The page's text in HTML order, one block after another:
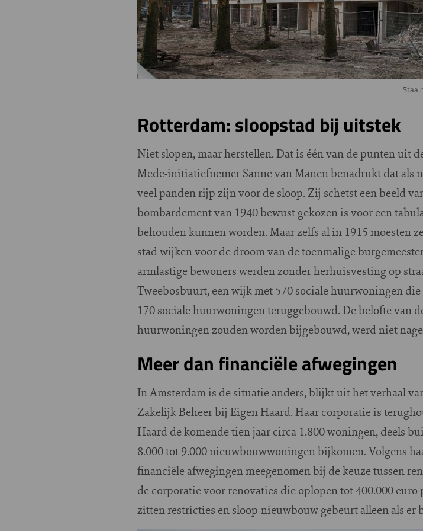
Rotterdam: sloopstad bij uitstek
Niet slopen, maar herstellen. Dat is één van de punten uit
Mede-initiatiefnemer Sanne van Manen benadrukt dat als
veel panden rijp zijn voor de sloop. Zij schetst een beeld
bombardement van 1940 bewust gekozen is voor een
behouden kunnen worden. Maar zelfs al in 1915 moesten
stad wijken voor de droom van de toenmalige
armlastige bewoners werden zonder herhuisvesting op
Tweebosbuurt, een wijk met 570 sociale huurwoningen
170 sociale huurwoningen teruggebouwd. De belofte van
huurwoningen zouden worden bijgebouwd, werd niet
Meer dan financiële afwegingen
In Amsterdam is de situatie anders, blijkt uit het verhaal
Zakelijk Beheer bij Eigen Haard. Haar corporatie is
Haard de komende tien jaar circa 1.800 woningen, deels
8.000 tot 9.000 nieuwbouwwoningen bijkomen. Volgens
financiële afwegingen meegenomen bij de keuze tussen
de corporatie voor renovaties die oplopen tot 400.000
zitten restricties en sloop-nieuwbouw gebeurt alleen als